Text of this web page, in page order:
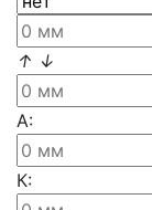
↑ ↓
А:
К: